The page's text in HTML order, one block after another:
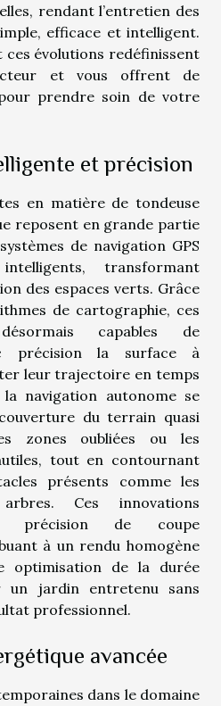
rendant l’entretien des
efficace et intelligent.
ces évolutions redéfinissent
et vous offrent de
prendre soin de votre
et précision
en matière de tondeuse
reposent en grande partie
de navigation GPS
transformant
des espaces verts. Grâce
de cartographie, ces
capables de
précision la surface à
leur trajectoire en temps
la navigation autonome se
du terrain quasi
zones oubliées ou les
tout en contournant
présents comme les
Ces innovations
précision de coupe
à un rendu homogène
optimisation de la durée
un jardin entretenu sans
professionnel.
avancée
dans le domaine